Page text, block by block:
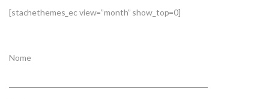
[stachethemes_ec view=”month” show_top=0]
Nome